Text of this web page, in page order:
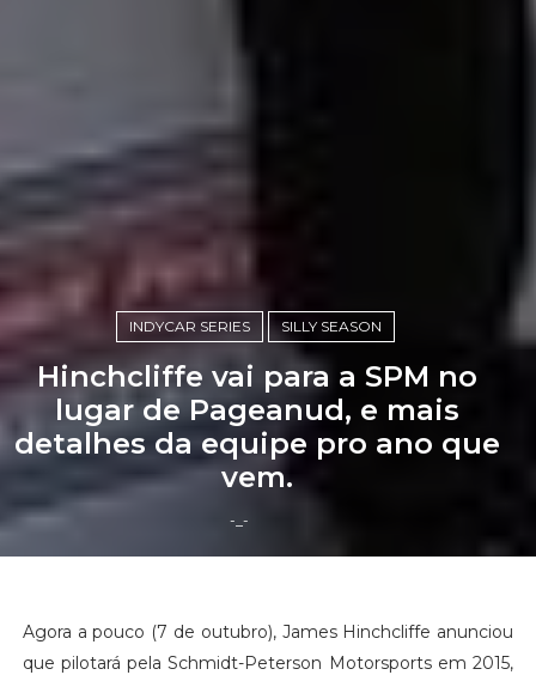
INDYCAR SERIES SILLY SEASON
Hinchcliffe vai para a SPM no
lugar de Pageanud, e mais
detalhes da equipe pro ano que
vem.
-_-
Agora a pouco (7 de outubro), James Hinchcliffe anunciou
que pilotará pela Schmidt-Peterson Motorsports em 2015,